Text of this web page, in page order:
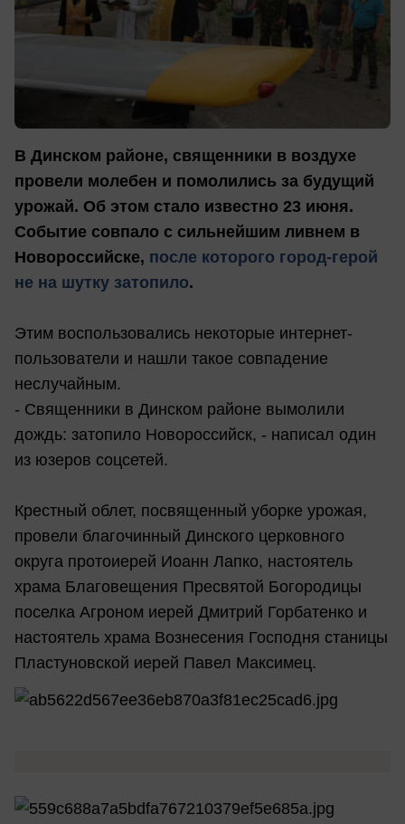
В Динском районе, священники в воздухе
провели молебен и помолились за будущий
урожай. Об этом стало известно 23 июня.
Событие совпало с сильнейшим ливнем в
Новороссийске, после которого город-герой
не на шутку затопило.
Этим воспользовались некоторые интернет-
пользователи и нашли такое совпадение
неслучайным.
- Священники в Динском районе вымолили
дождь: затопило Новороссийск, - написал один
из юзеров соцсетей.
Крестный облет, посвященный уборке урожая,
провели благочинный Динского церковного
округа протоиерей Иоанн Лапко, настоятель
храма Благовещения Пресвятой Богородицы
поселка Агроном иерей Дмитрий Горбатенко и
настоятель храма Вознесения Господня станицы
Пластуновской иерей Павел Максимец.